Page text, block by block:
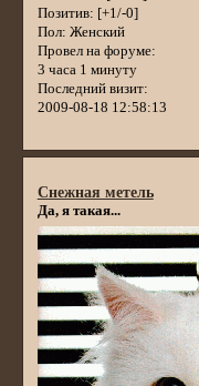
Позитив: [+1/-0]
Пол: Женский
Провел на форуме:
3 часа 1 минуту
Последний визит:
2009-08-18 12:58:13
Снежная метель
Да, я такая...